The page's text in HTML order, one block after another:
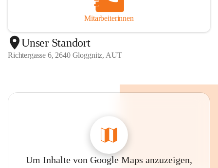
Mitarbeiterinnen
+1
Unser Standort
Richtergasse 6, 2640 Gloggnitz, AUT
Um Inhalte von Google Maps anzuzeigen,